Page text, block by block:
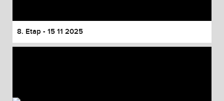
8. Etap - 15 11 2025